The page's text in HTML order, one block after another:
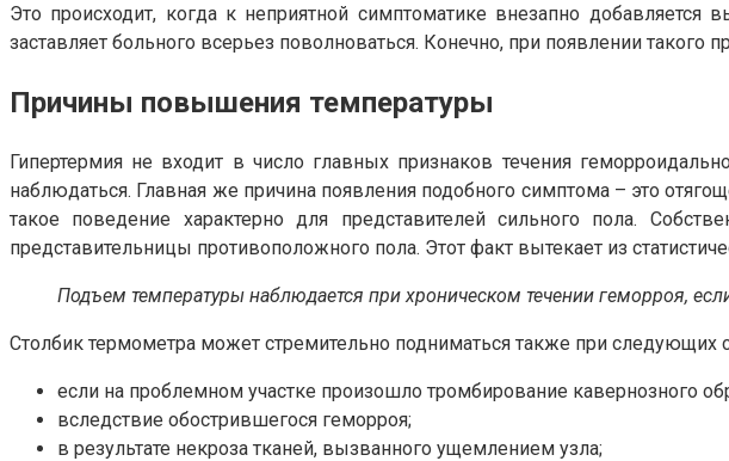
Это происходит, когда к неприятной симптоматике внезапно добавляется
заставляет больного всерьез поволноваться. Конечно, при появлении такого
Причины повышения температуры
Гипертермия не входит в число главных признаков течения
наблюдаться. Главная же причина появления подобного симптома – это
такое поведение характерно для представителей сильного пола.
представительницы противоположного пола. Этот факт вытекает из
Подъем температуры наблюдается при хроническом течении геморроя,
Столбик термометра может стремительно подниматься также при следующих
если на проблемном участке произошло тромбирование кавернозного
вследствие обострившегося геморроя;
в результате некроза тканей, вызванного ущемлением узла;